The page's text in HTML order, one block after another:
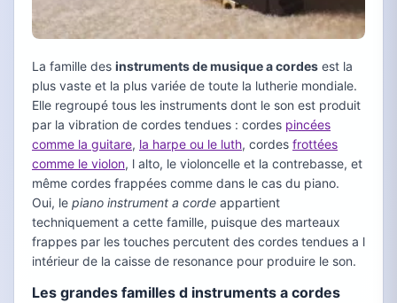
La famille des instruments de musique a cordes est la
plus vaste et la plus variée de toute la lutherie mondiale.
Elle regroupé tous les instruments dont le son est produit
par la vibration de cordes tendues : cordes pincées
comme la guitare, la harpe ou le luth, cordes frottées
comme le violon, l alto, le violoncelle et la contrebasse, et
même cordes frappées comme dans le cas du piano.
Oui, le piano instrument a corde appartient
techniquement a cette famille, puisque des marteaux
frappes par les touches percutent des cordes tendues a l
intérieur de la caisse de resonance pour produire le son.
Les grandes familles d instruments a cordes